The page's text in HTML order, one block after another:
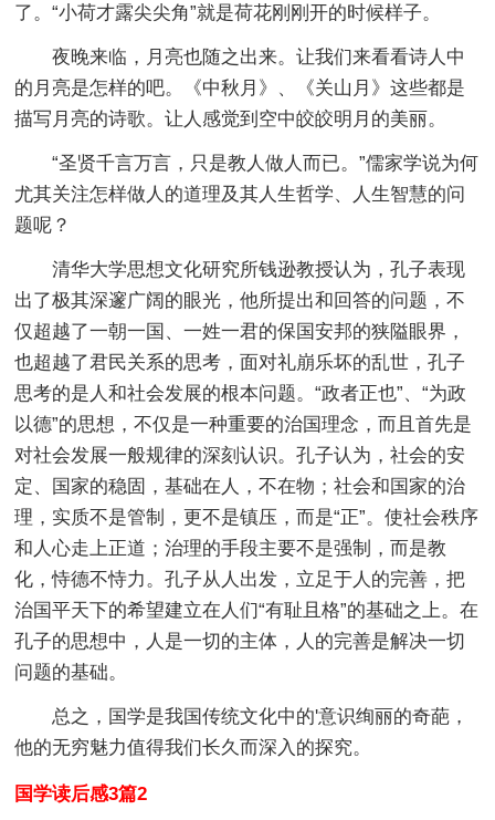
了。“小荷才露尖尖角”就是荷花刚刚开的时候样子。
夜晚来临，月亮也随之出来。让我们来看看诗人中
的月亮是怎样的吧。《中秋月》、《关山月》这些都是
描写月亮的诗歌。让人感觉到空中皎皎明月的美丽。
“圣贤千言万言，只是教人做人而已。”儒家学说为何
尤其关注怎样做人的道理及其人生哲学、人生智慧的问
题呢？
清华大学思想文化研究所钱逊教授认为，孔子表现
出了极其深邃广阔的眼光，他所提出和回答的问题，不
仅超越了一朝一国、一姓一君的保国安邦的狭隘眼界，
也超越了君民关系的思考，面对礼崩乐坏的乱世，孔子
思考的是人和社会发展的根本问题。“政者正也”、“为政
以德”的思想，不仅是一种重要的治国理念，而且首先是
对社会发展一般规律的深刻认识。孔子认为，社会的安
定、国家的稳固，基础在人，不在物；社会和国家的治
理，实质不是管制，更不是镇压，而是“正”。使社会秩序
和人心走上正道；治理的手段主要不是强制，而是教
化，恃德不恃力。孔子从人出发，立足于人的完善，把
治国平天下的希望建立在人们“有耻且格”的基础之上。在
孔子的思想中，人是一切的主体，人的完善是解决一切
问题的基础。
总之，国学是我国传统文化中的'意识绚丽的奇葩，
他的无穷魅力值得我们长久而深入的探究。
国学读后感3篇2